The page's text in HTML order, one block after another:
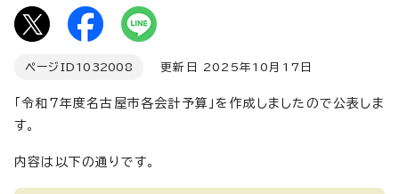
ページID 1032008 更新日 2025年10月17日
「令和7年度名古屋市各会計予算」を作成しましたので公表しま
す。
内容は以下の通りです。